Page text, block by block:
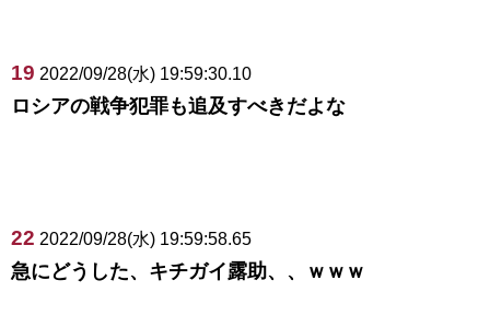
19 2022/09/28(水) 19:59:30.10
ロシアの戦争犯罪も追及すべきだよな
22 2022/09/28(水) 19:59:58.65
急にどうした、キチガイ露助、、ｗｗｗ